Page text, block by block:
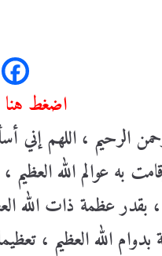
اضغط هنا
الرحيم ، اللهم
به عوالم اللّٰه
، بقدر عظمة ذات اللّٰه
اللّٰه العظيم ،